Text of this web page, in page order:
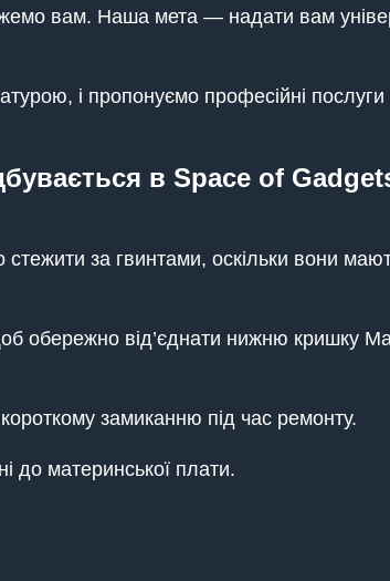
вам. Наша мета — надати вам
і пропонуємо професійні послуги
в Space of
за гвинтами, оскільки вони
обережно від’єднати нижню кришку
замиканню під час ремонту.
до материнської плати.